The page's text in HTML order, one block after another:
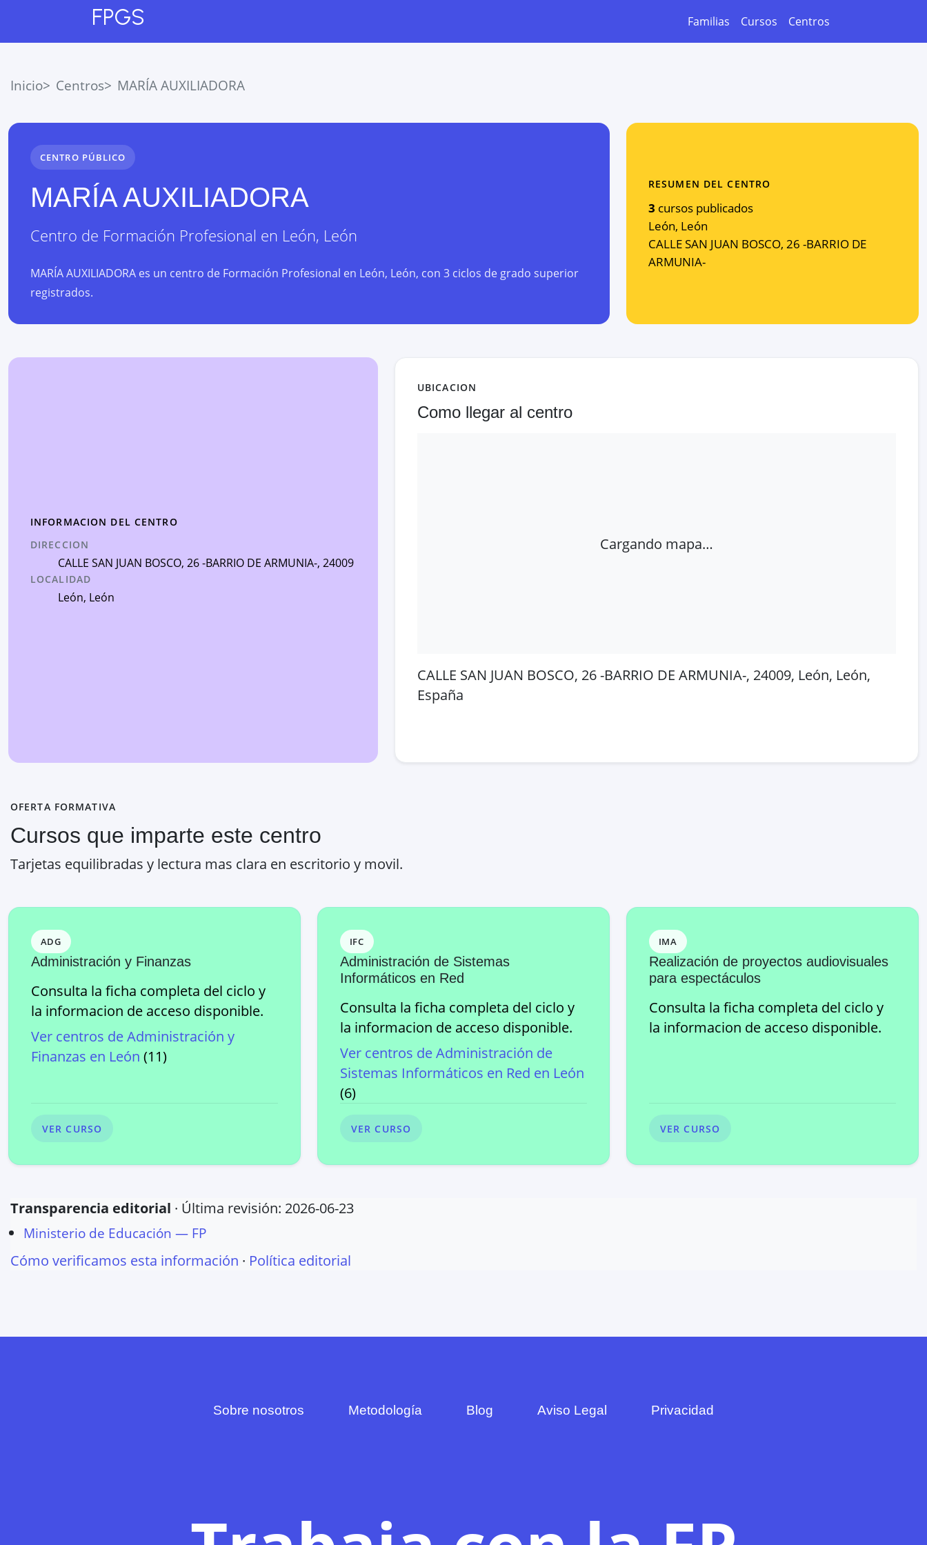
FPGS Familias Cursos Centros
Inicio Centros MARÍA AUXILIADORA
CENTRO PÚBLICO
MARÍA AUXILIADORA
Centro de Formación Profesional en León, León
MARÍA AUXILIADORA es un centro de Formación Profesional en León, León, con 3 ciclos de grado superior
registrados.
RESUMEN DEL CENTRO
3 cursos publicados
León, León
CALLE SAN JUAN BOSCO, 26 -BARRIO DE
ARMUNIA-
INFORMACION DEL CENTRO
DIRECCION
CALLE SAN JUAN BOSCO, 26 -BARRIO DE ARMUNIA-, 24009
LOCALIDAD
León, León
UBICACION
Como llegar al centro
Cargando mapa…
CALLE SAN JUAN BOSCO, 26 -BARRIO DE ARMUNIA-, 24009, León, León,
España
OFERTA FORMATIVA
Cursos que imparte este centro
Tarjetas equilibradas y lectura mas clara en escritorio y movil.
ADG
Administración y Finanzas
Consulta la ficha completa del ciclo y
la informacion de acceso disponible.
Ver centros deAdministración y
Finanzas en León (11)
VER CURSO
IFC
Administración de Sistemas
Informáticos en Red
Consulta la ficha completa del ciclo y
la informacion de acceso disponible.
Ver centros deAdministración de
Sistemas Informáticos en Red en León
(6)
VER CURSO
IMA
Realización de proyectos audiovisuales
para espectáculos
Consulta la ficha completa del ciclo y
la informacion de acceso disponible.
VER CURSO
Transparencia editorial · Última revisión: 2026-06-23
Ministerio de Educación — FP
Cómo verificamos esta información · Política editorial
Sobre nosotros Metodología Blog Aviso Legal Privacidad